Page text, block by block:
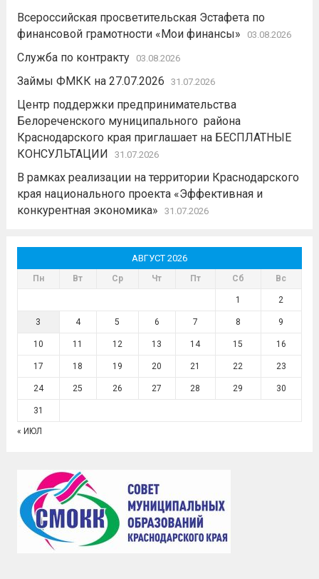
Всероссийская просветительская Эстафета по
финансовой грамотности «Мои финансы»
03.08.2026
Служба по контракту 03.08.2026
Займы ФМКК на 27.07.2026 31.07.2026
Центр поддержки предпринимательства
Белореченского муниципального района
Краснодарского края приглашает на БЕСПЛАТНЫЕ
КОНСУЛЬТАЦИИ
31.07.2026
В рамках реализации на территории Краснодарского
края национального проекта «Эффективная и
конкурентная экономика»
31.07.2026
АВГУСТ 2026
Пн Вт Ср Чт Пт Сб Вс
1 2
3 4 5 6 7 8 9
10 11 12 13 14 15 16
17 18 19 20 21 22 23
24 25 26 27 28 29 30
31
« ИЮЛ